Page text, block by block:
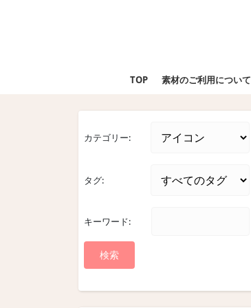
TOP 素材のご利用について
カテゴリー:
タグ:
キーワード: